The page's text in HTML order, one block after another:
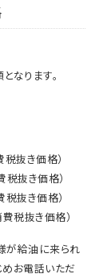
なります。
抜き価格）
抜き価格）
き価格）
き価格）
が給油に来られ
めお電話いただ